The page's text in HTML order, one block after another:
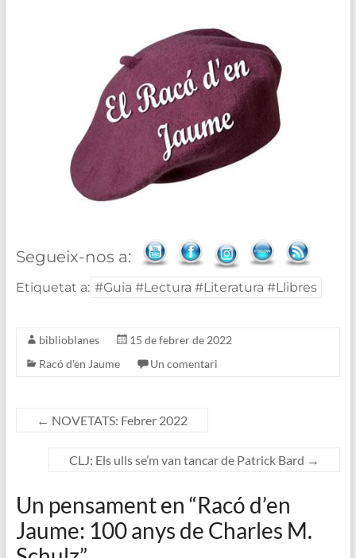
Segueix-nos a:
Etiquetat a: #Guia #Lectura #Literatura #Llibres
biblioblanes
15 de febrer de 2022
Racó d'en Jaume
Un comentari
← NOVETATS: Febrer 2022
CLJ: Els ulls se’m van tancar de Patrick Bard →
Un pensament en “Racó d’en
Jaume: 100 anys de Charles M.